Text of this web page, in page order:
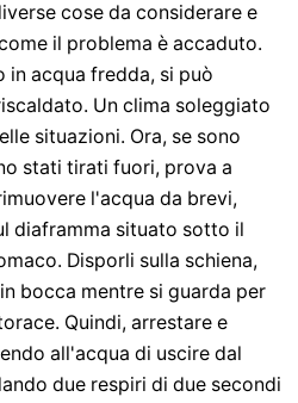
cose da considerare e
il problema è accaduto.
in acqua fredda, si può
Un clima soleggiato
situazioni. Ora, se sono
stati tirati fuori, prova a
l'acqua da brevi,
diaframma situato sotto il
Disporli sulla schiena,
bocca mentre si guarda per
Quindi, arrestare e
all'acqua di uscire dal
due respiri di due secondi